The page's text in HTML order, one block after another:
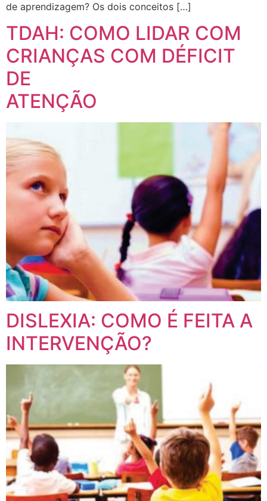
de aprendizagem? Os dois conceitos […]
TDAH: COMO LIDAR COM
CRIANÇAS COM DÉFICIT
DE
ATENÇÃO
DISLEXIA: COMO É FEITA A
INTERVENÇÃO?